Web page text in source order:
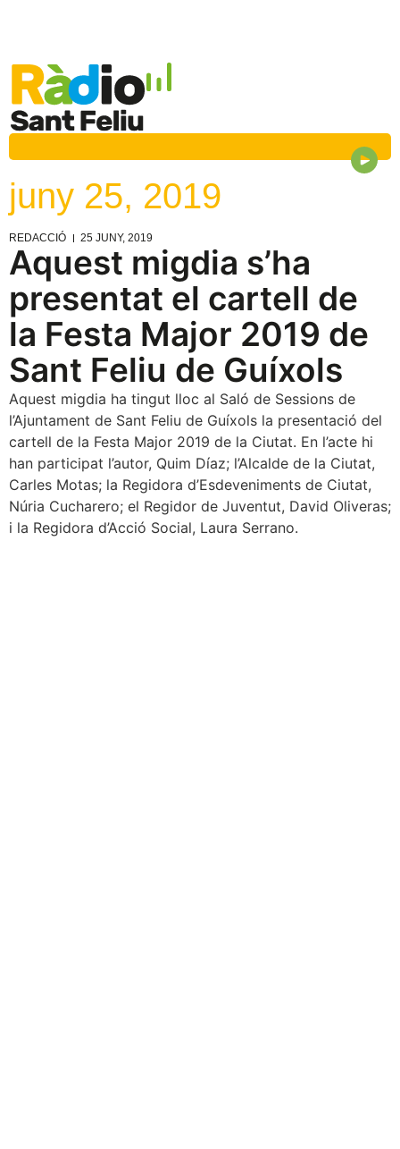
juny 25, 2019
REDACCIÓ 25 JUNY, 2019
Aquest migdia s’ha
presentat el cartell de
la Festa Major 2019 de
Sant Feliu de Guíxols
Aquest migdia ha tingut lloc al Saló de Sessions de
l’Ajuntament de Sant Feliu de Guíxols la presentació del
cartell de la Festa Major 2019 de la Ciutat. En l’acte hi
han participat l’autor, Quim Díaz; l’Alcalde de la Ciutat,
Carles Motas; la Regidora d’Esdeveniments de Ciutat,
Núria Cucharero; el Regidor de Juventut, David Oliveras;
i la Regidora d’Acció Social, Laura Serrano.